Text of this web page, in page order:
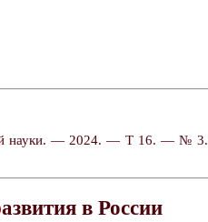
науки. — 2024. — Т 16. — №
в России